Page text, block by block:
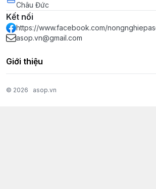
Châu Đức
Kết nối
https://www.facebook.com/
asop.vn@gmail.com
Giới thiệu
© 2026 asop.vn